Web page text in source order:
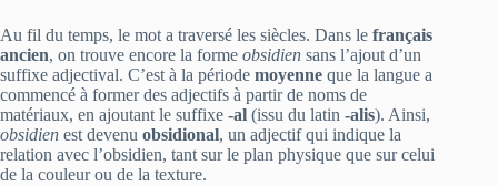
Au fil du temps, le mot a traversé les siècles. Dans le français
ancien, on trouve encore la forme obsidien sans l’ajout d’un
suffixe adjectival. C’est à la période moyenne que la langue a
commencé à former des adjectifs à partir de noms de
matériaux, en ajoutant le suffixe ‑al (issu du latin ‑alis). Ainsi,
obsidien est devenu obsidional, un adjectif qui indique la
relation avec l’obsidien, tant sur le plan physique que sur celui
de la couleur ou de la texture.